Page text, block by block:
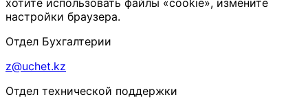
хотите использовать файлы «cookie», измените
настройки браузера.
Отдел Бухгалтерии
z@uchet.kz
Отдел технической поддержки